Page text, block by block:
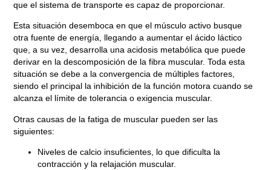
Blog
POR QUÉ SE PRODUCE LA
Agosto 26, 2021
que el sistema de transporte es capaz de proporcionar.
Esta situación desemboca en que el músculo activo busque
otra fuente de energía, llegando a aumentar el ácido láctico
que, a su vez, desarrolla una acidosis metabólica que puede
derivar en la descomposición de la fibra muscular. Toda esta
situación se debe a la convergencia de múltiples factores,
siendo el principal la inhibición de la función motora cuando se
alcanza el límite de tolerancia o exigencia muscular.
Otras causas de la fatiga de muscular pueden ser las
siguientes:
Niveles de calcio insuficientes, lo que dificulta la
contracción y la relajación muscular.